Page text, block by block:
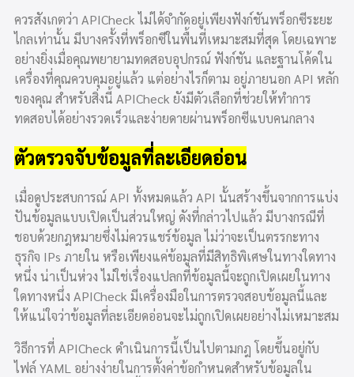
ควรสังเกตว่า APICheck ไม่ได้จำกัดอยู่เพียงฟังก์ชันพร็อกซีระยะ
ไกลเท่านั้น มีบางครั้งที่พร็อกซีในพื้นที่เหมาะสมที่สุด โดยเฉพาะ
อย่างยิ่งเมื่อคุณพยายามทดสอบอุปกรณ์ ฟังก์ชัน และฐานโค้ดใน
เครื่องที่คุณควบคุมอยู่แล้ว แต่อย่างไรก็ตาม อยู่ภายนอก API หลัก
ของคุณ สำหรับสิ่งนี้ APICheck ยังมีตัวเลือกที่ช่วยให้ทำการ
ทดสอบได้อย่างรวดเร็วและง่ายดายผ่านพร็อกซีแบบคนกลาง
ตัวตรวจจับข้อมูลที่ละเอียดอ่อน
เมื่อดูประสบการณ์ API ทั้งหมดแล้ว API นั้นสร้างขึ้นจากการแบ่ง
ปันข้อมูลแบบเปิดเป็นส่วนใหญ่ ดังที่กล่าวไปแล้ว มีบางกรณีที่
ชอบด้วยกฎหมายซึ่งไม่ควรแชร์ข้อมูล ไม่ว่าจะเป็นตรรกะทาง
ธุรกิจ IPs ภายใน หรือเพียงแค่ข้อมูลที่มีสิทธิพิเศษในทางใดทาง
หนึ่ง น่าเป็นห่วง ไม่ใช่เรื่องแปลกที่ข้อมูลนี้จะถูกเปิดเผยในทาง
ใดทางหนึ่ง APICheck มีเครื่องมือในการตรวจสอบข้อมูลนี้และ
ให้แน่ใจว่าข้อมูลที่ละเอียดอ่อนจะไม่ถูกเปิดเผยอย่างไม่เหมาะสม
วิธีการที่ APICheck ดำเนินการนี้เป็นไปตามกฎ โดยขึ้นอยู่กับ
ไฟล์ YAML อย่างง่ายในการตั้งค่าข้อกำหนดสำหรับข้อมูลใน